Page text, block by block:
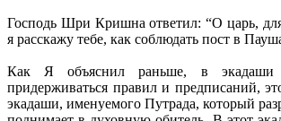
Господь Шри Кришна ответил: “О царь,
я расскажу тебе, как соблюдать пост в
Как Я объяснил раньше, в экадаши
придерживаться правил и предписаний,
экадаши, именуемого Путрада, который